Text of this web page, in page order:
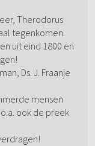
Therodorus
tegenkomen.
uit eind 1800 en
Ds. J. Fraanje
mensen
ook de preek